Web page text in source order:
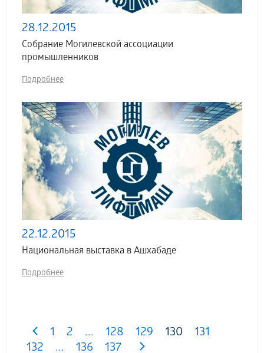
28.12.2015
Собрание Могилевской ассоциации
промышленников
Подробнее
22.12.2015
Национальная выставка в Ашхабаде
Подробнее
1 2 ... 128 129 130
131
132
... 136 137